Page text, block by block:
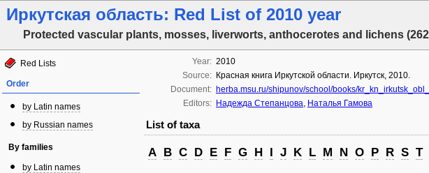
Иркутская область: Red List of 2010 year
Protected vascular plants, mosses, liverworts, anthocerotes and lichens
Red Lists
Order
by Latin names
by Russian names
By families
by Latin names
Year: 2010
Source: Красная книга Иркутской области. Иркутск, 2010.
Document: herba.msu.ru/shipunov/school/books/
Editors: Надежда Степанцова, Наталья Гамова
List of taxa
A B C D E F G H I J K L M N O P R S T